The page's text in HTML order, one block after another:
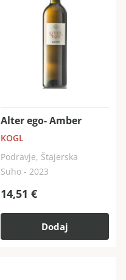
Alter ego- Amber
KOGL
Podravje, Štajerska
Suho - 2023
14,51 €
Dodaj